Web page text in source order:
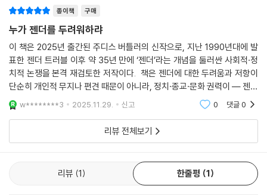
한 브라질에서 그를 상징하는 인형을 만들어 불태우고 피켓 시위를 했던
성난 군중을 목격한 일이었다. 그들은 “악마, 마녀, 트랜스인 사람” 등 터
무니없는 표현으로 버틀러를 공격하고 그가 소아성애와 근친상간을 옹호
한다는 허위사실을 유포했다. 한국에서도 2021년, 전 세계 지식인들의 사
유를 소개하는 EBS 〈위대한 수업, 그레이트 마인즈〉 시리즈에 주디스 버틀
러 편이 예고되자, 일부 기독교 단체와 반페미니스트들은 버틀러의 이론이
성적 금기를 허물어 청소년들에게 성정체성 혼란을 야기한다며 방영을 격
렬하게 반대했다. 2023년에는 그의 내한 소식이 전해지자마자 그들은 열
을 올리며 반대 성명을 발표했다.
질문에 답하기 위해 동시대의 젠더에 반대하는 집단을 들여다본다. 종교
집단으로는 로마가톨릭의 중심인 바티칸과 복음주의교회를 포함한 기독
종이책 구매
누가 젠더를 두려워하랴
이 책은 2025년 출간된 주디스 버틀러의 신작으로, 지난 1990년대에 발
표한 젠더 트러블 이후 약 35년 만에 ‘젠더’라는 개념을 둘러싼 사회적·정
치적 논쟁을 본격 재검토한 저작이다. 책은 젠더에 대한 두려움과 저항이
단순히 개인적 무지나 편견 때문이 아니라, 정치·종교·문화 권력이 — 젠더
를 위협적인 이데올로기로 — 악마화하고, 이를 통해 사회 통제와 권력 기
반을 강화하려
w********3 2025.11.29. 신고 0 댓글0
리뷰 전체보기
리뷰 1 한줄평 1